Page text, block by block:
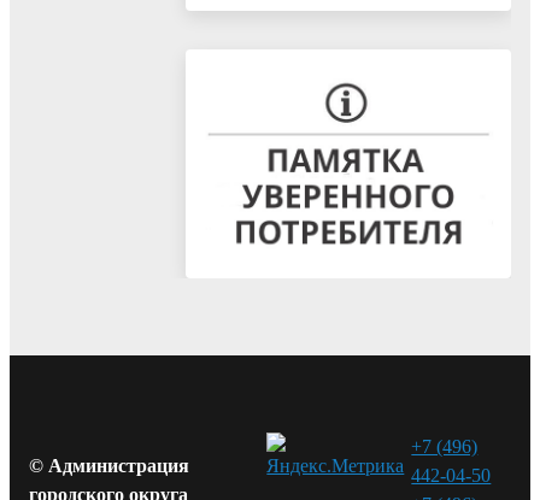
© Администрация
городского округа
+7 (496)
442-04-50